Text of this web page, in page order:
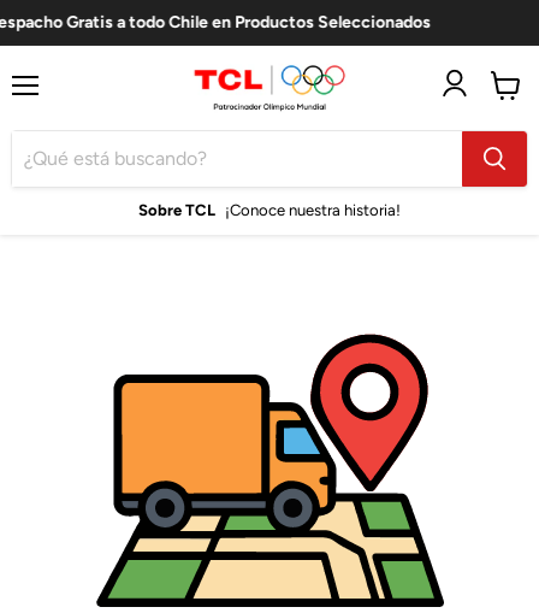
Gratis a todo Chile en Productos Seleccionados
Sobre TCL ¡Conoce nuestra historia!
carro